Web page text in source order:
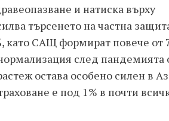
и натиска върху
търсенето на частна
като САЩ формират повече от
след пандемията
остава особено силен в
е под 1% в почти